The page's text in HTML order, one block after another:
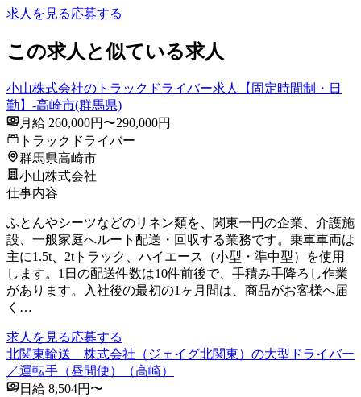
求人を見る応募する
この求人と似ている求人
小山株式会社のトラックドライバー求人【固定時間制・日
勤】-高崎市(群馬県)
月給 260,000円〜290,000円
トラックドライバー
群馬県高崎市
小山株式会社
仕事内容
ふとんやシーツなどのリネン類を、関東一円の企業、介護施
設、一般家庭へルート配送・回収する業務です。乗車車両は
主に1.5t、2tトラック、ハイエース（小型・準中型）を使用
します。1日の配送件数は10件前後で、手積み手降ろし作業
があります。入社後の最初の1ヶ月間は、商品がお客様へ届
く…
求人を見る応募する
北関東輸送 株式会社（ジェイグ北関東）の大型ドライバー
／運転手（昼間便）（高崎）
日給 8,504円〜